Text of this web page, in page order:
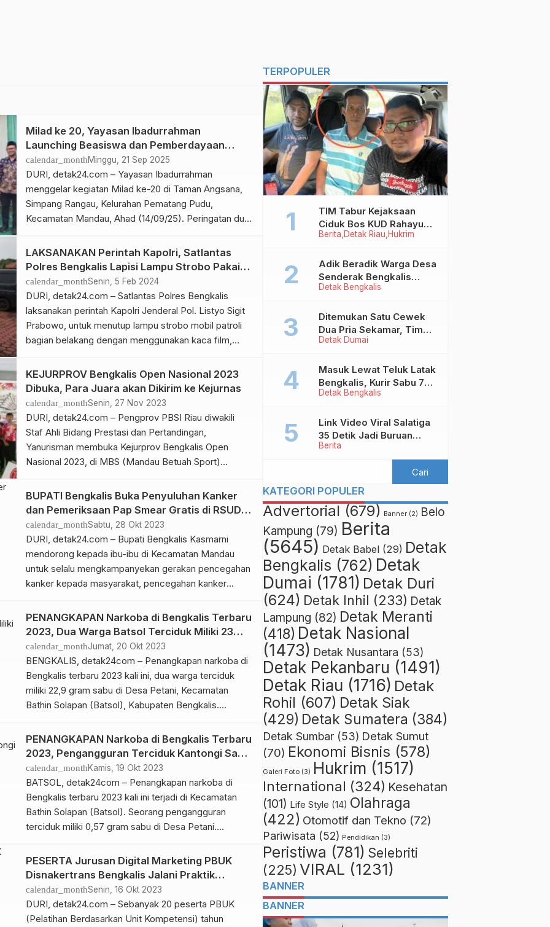
Milad ke 20, Yayasan Ibadurrahman
Launching Beasiswa dan Pemberdayaan
Ekonomi Umat Total Rp 383 Juta
calendar_monthMinggu, 21 Sep 2025
DURI, detak24.com – Yayasan Ibadurrahman
menggelar kegiatan Milad ke-20 di Taman Angsana,
Simpang Rangau, Kelurahan Pematang Pudu,
Kecamatan Mandau, Ahad (14/09/25). Peringatan dua
refleksi atas kiprah yayasan dalam bidang dakwah,
pendidikan, sosial, dan pemberdayaan masyarakat.
Ketua Yayasan Ibadurrahman, Muhammad Ihsan SSos
dalam sambutannya menyampaikan rasa syukur atas
keberkahan Allah […]
LAKSANAKAN Perintah Kapolri, Satlantas
Polres Bengkalis Lapisi Lampu Strobo Pakai
Kaca Film
calendar_monthSenin, 5 Feb 2024
DURI, detak24.com – Satlantas Polres Bengkalis
laksanakan perintah Kapolri Jenderal Pol. Listyo Sigit
Prabowo, untuk menutup lampu strobo mobil patroli
bagian belakang dengan menggunakan kaca film,
Bimo Anggoro SH SIK MH melalui Ka Satlantas Polres
Bengkalis AKP Mulyana SIK menjelaskan, bahwa
lewat Surat Telegram Nomor :
ST/2868/XII/REN.2.2/2023, pihaknya sudah […]
KEJURPROV Bengkalis Open Nasional 2023
Dibuka, Para Juara akan Dikirim ke Kejurnas
calendar_monthSenin, 27 Nov 2023
DURI, detak24.com – Pengprov PBSI Riau diwakili
Staf Ahli Bidang Prestasi dan Pertandingan,
Yanurisman membuka Kejurprov Bengkalis Open
Nasional 2023, di MBS (Mandau Betuah Sport)
ini, akan kita bawa ke Kejurnas PBSI di Jakarta 18
Desember 2023 nanti. Untuk itu, kita minta kepada
seluruh atlet, untuk menampilkan permainan […]
BUPATI Bengkalis Buka Penyuluhan Kanker
dan Pemeriksaan Pap Smear Gratis di RSUD
Mandau
calendar_monthSabtu, 28 Okt 2023
DURI, detak24.com – Bupati Bengkalis Kasmarni
mendorong kepada ibu-ibu di Kecamatan Mandau
untuk selalu mengkampanyekan gerakan pencegahan
kanker kepada masyarakat, pencegahan kanker
punya peran dan tanggung jawab, baik sebagai
komunitas, pasien, keluarga dan sebagainya. Deteksi
dini sangatlah penting sehingga dapat dilakukan
penanganan sebelum menjadi kanker ganas. Memang
perlu kesadaran diri […]
PENANGKAPAN Narkoba di Bengkalis Terbaru
2023, Dua Warga Batsol Terciduk Miliki 23
Gram Sabu
calendar_monthJumat, 20 Okt 2023
BENGKALIS, detak24com – Penangkapan narkoba di
Bengkalis terbaru 2023 kali ini, dua warga terciduk
miliki 22,9 gram sabu di Desa Petani, Kecamatan
Bathin Solapan (Batsol), Kabupaten Bengkalis.
melalui Kasatres Narkoba AKP Tony Armando, Jumat
(20/10/23) menjelaskan, Tim Opsnal Satuan Reserse
(Satres) Narkoba Polres Bengkalis mengungkap
kasus peredaran narkoba di […]
PENANGKAPAN Narkoba di Bengkalis Terbaru
2023, Pengangguran Terciduk Kantongi Sabu
di Batsol
calendar_monthKamis, 19 Okt 2023
BATSOL, detak24com – Penangkapan narkoba di
Bengkalis terbaru 2023 kali ini terjadi di Kecamatan
Bathin Solapan (Batsol). Seorang pengangguran
terciduk miliki 0,57 gram sabu di Desa Petani.
Armando dalam rilis tertulisnya, Rabu (18/10/23)
menjelaskan tentang penangkapan narkoba di
Bengkalis terbaru 2023. Dimana, ia mengatakan
Satuan Reserse (Satres) Narkoba Polres […]
PESERTA Jurusan Digital Marketing PBUK
Disnakertrans Bengkalis Jalani Praktik
Kompetensi
calendar_monthSenin, 16 Okt 2023
DURI, detak24.com – Sebanyak 20 peserta PBUK
(Pelatihan Berdasarkan Unit Kompetensi) tahun
TERPOPULER
Berita Detak Riau Hukrim
TIM Tabur Kejaksaan
Ciduk Bos KUD Rahayu
Makmur Inhu di Kalbar,
Rp2,8 M
Detak Bengkalis
Adik Beradik Warga Desa
Senderak Bengkalis
‘Ditendang’ ke Malaysia,
Detak Dumai
Ditemukan Satu Cewek
Dua Pria Sekamar, Tim
Yustisi Dumai Garuk
Mesum
Detak Bengkalis
Masuk Lewat Teluk Latak
Bengkalis, Kurir Sabu 7
Kilo Diringkus di
Berita
Link Video Viral Salatiga
35 Detik Jadi Buruan
Netizen
KATEGORI POPULER
Advertorial (679) Banner (2) Belo
Kampung (79) Berita
(5645) Detak Babel (29) Detak
Bengkalis (762) Detak
Dumai (1781) Detak Duri
(624) Detak Inhil (233) Detak
Lampung (82) Detak Meranti
(418) Detak Nasional
(1473) Detak Nusantara (53)
Detak Pekanbaru (1491)
Detak Riau (1716) Detak
Rohil (607) Detak Siak
(429) Detak Sumatera (384)
Detak Sumbar (53) Detak Sumut
(70) Ekonomi Bisnis (578)
Galeri Foto (3) Hukrim (1517)
International (324) Kesehatan
(101) Life Style (14) Olahraga
(422) Otomotif dan Tekno (72)
Pariwisata (52) Pendidikan (3)
Peristiwa (781) Selebriti
(225) VIRAL (1231)
BANNER
BANNER